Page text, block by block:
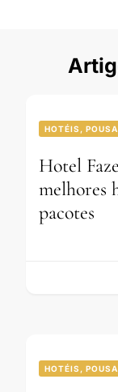
HOTÉIS,
Hotel
melhores
pacotes
HOTÉIS,